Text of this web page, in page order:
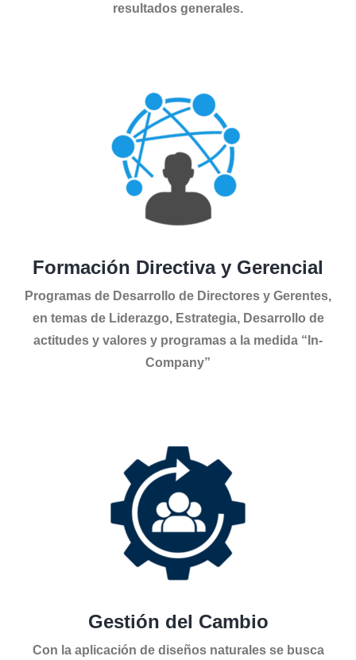
resultados generales.
Formación Directiva y Gerencial
Programas de Desarrollo de Directores y Gerentes,
en temas de Liderazgo, Estrategia, Desarrollo de
actitudes y valores y programas a la medida “In-
Company”
Gestión del Cambio
Con la aplicación de diseños naturales se busca